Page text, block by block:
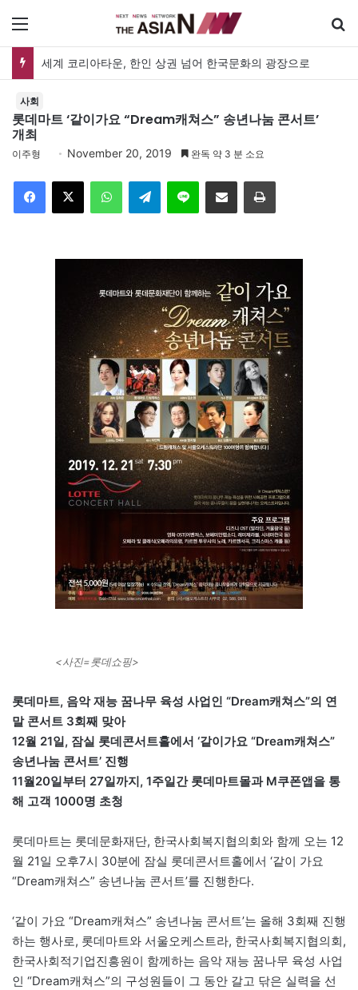
세계 코리아타운, 한인 상권 넘어 한국문화의 광장으로
사회
롯데마트 ‘같이가요 “Dream캐쳐스” 송년나눔 콘서트’
개최
이주형 November 20, 2019 완독 약 3 분 소요
Telegram 이메일
<사진=롯데쇼핑>
롯데마트, 음악 재능 꿈나무 육성 사업인 “Dream캐쳐스”의 연
말 콘서트 3회째 맞아
12월 21일, 잠실 롯데콘서트홀에서 ‘같이가요 “Dream캐쳐스”
송년나눔 콘서트’ 진행
11월20일부터 27일까지, 1주일간 롯데마트몰과 M쿠폰앱을 통
해 고객 1000명 초청
롯데마트는 롯데문화재단, 한국사회복지협의회와 함께 오는 12
월 21일 오후7시 30분에 잠실 롯데콘서트홀에서 ‘같이 가요
“Dream캐쳐스” 송년나눔 콘서트’를 진행한다.
‘같이 가요 “Dream캐쳐스” 송년나눔 콘서트’는 올해 3회째 진행
하는 행사로, 롯데마트와 서울오케스트라, 한국사회복지협의회,
한국사회적기업진흥원이 함께하는 음악 재능 꿈나무 육성 사업
인 “Dream캐쳐스”의 구성원들이 그 동안 갈고 닦은 실력을 선